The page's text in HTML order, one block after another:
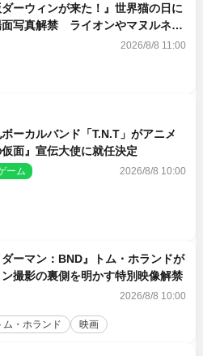
ーウィンが来た！』世界猫の日に
面写真解禁 ライオンやマヌルネコ
が大集合
2026/8/8 11:00
ーカルバンド「T.N.T」がアニメ
面』宣伝大使に就任決定
ーム 2026/8/8 10:00
ーマン：BND』トム・ホランドが
撮影の裏側を明かす特別映像解禁
2026/8/8 10:00
ム・ホランド 映画